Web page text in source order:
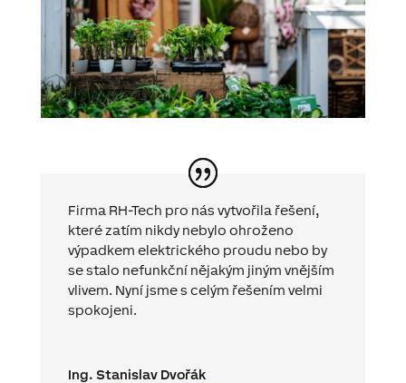
Firma RH-Tech pro nás vytvořila řešení,
které zatím nikdy nebylo ohroženo
výpadkem elektrického proudu nebo by
se stalo nefunkční nějakým jiným vnějším
vlivem. Nyní jsme s celým řešením velmi
spokojeni.
Ing. Stanislav Dvořák